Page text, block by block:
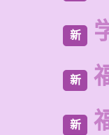
新
新
新